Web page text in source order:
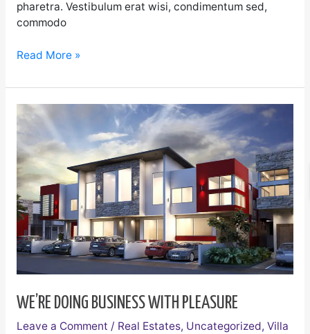
pharetra. Vestibulum erat wisi, condimentum sed,
commodo
Read More »
WE’RE DOING BUSINESS WITH PLEASURE
Leave a Comment / Real Estates, Uncategorized, Villa
We’re
doing
business
with
pleasure